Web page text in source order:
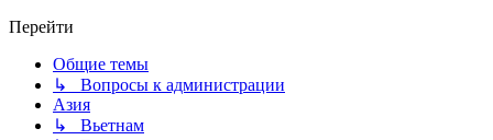
Перейти
Общие темы
↳ Вопросы к администрации
Азия
↳ Вьетнам